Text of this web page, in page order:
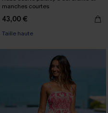
manches courtes
43,00 €
Taille haute